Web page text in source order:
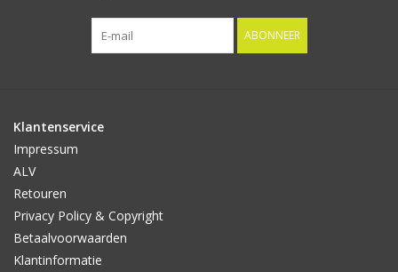
ABONNEER
Klantenservice
Impressum
ALV
Retouren
Privacy Policy & Copyright
Betaalvoorwaarden
Klantinformatie